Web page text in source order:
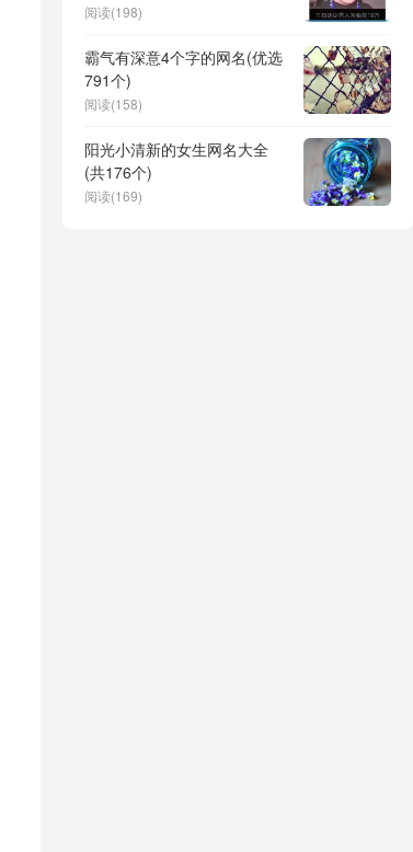
阅读(198)
霸气有深意4个字的网名(优选
791个)
阅读(158)
阳光小清新的女生网名大全
(共176个)
阅读(169)